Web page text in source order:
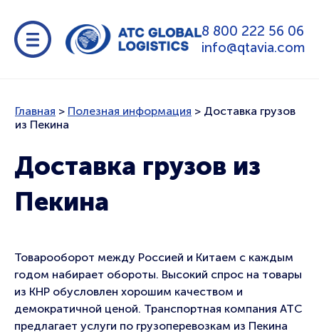
8 800 222 56 06
info@qtavia.com
Главная > Полезная информация > Доставка грузов
из Пекина
Доставка грузов из
Пекина
Товарооборот между Россией и Китаем с каждым
годом набирает обороты. Высокий спрос на товары
из КНР обусловлен хорошим качеством и
демократичной ценой. Транспортная компания АТС
предлагает услуги по грузоперевозкам из Пекина